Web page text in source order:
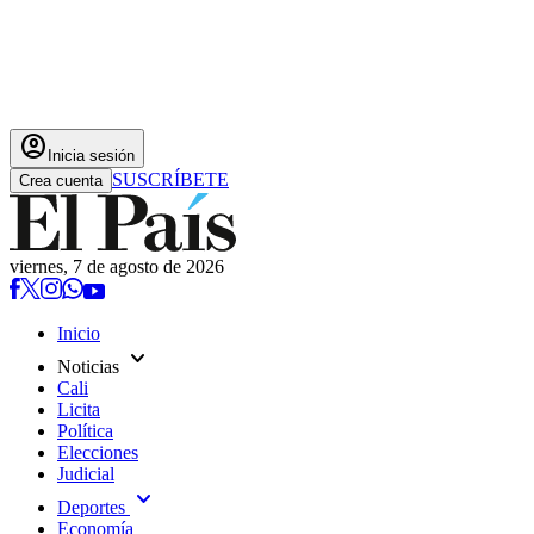
account_circle Inicia sesión
Crea cuenta SUSCRÍBETE
viernes, 7 de agosto de 2026
Inicio
Noticias expand_more
Cali
Licita
Política
Elecciones
Judicial
Deportes expand_more
Economía